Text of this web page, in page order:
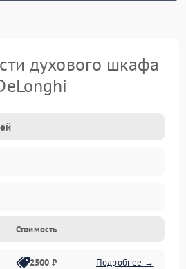
духового шкафа
Стоимость
2500 ₽ Подробнее →